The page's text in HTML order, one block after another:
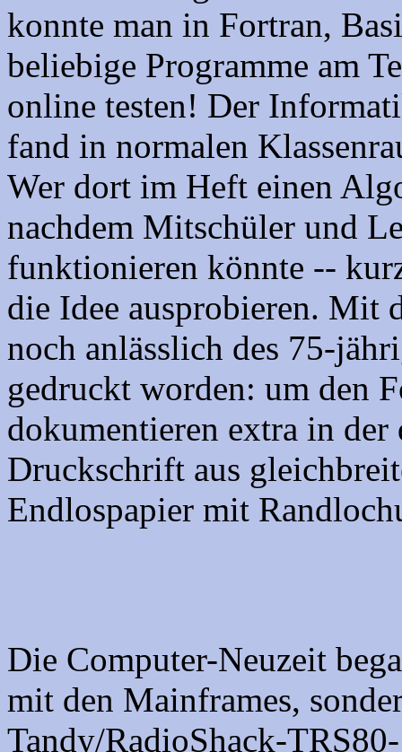
konnte man in Fortran,
beliebige Programme am
online testen! Der
fand in normalen
Wer dort im Heft einen
nachdem Mitschüler und
funktionieren könnte --
die Idee ausprobieren. Mit
noch anlässlich des 75-
gedruckt worden: um den
dokumentieren extra in
Druckschrift aus
Endlospapier mit
Die Computer-Neuzeit
mit den Mainframes,
Tandy/RadioShack-TRS80-